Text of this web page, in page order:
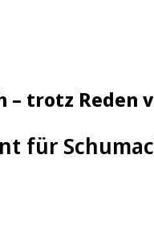
trotz Reden
für